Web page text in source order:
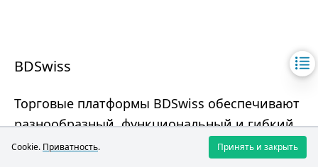
BDSwiss
Торговые платформы BDSwiss обеспечивают
разнообразный, функциональный и гибкий
опыт торговли.
Cookie. Приватность. Принять и закрыть